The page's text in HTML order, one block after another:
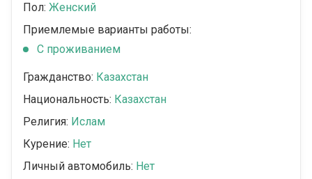
Пол: Женский
Приемлемые варианты работы:
C проживанием
Гражданство: Казахстан
Национальность: Казахстан
Религия: Ислам
Курение: Нет
Личный автомобиль: Нет